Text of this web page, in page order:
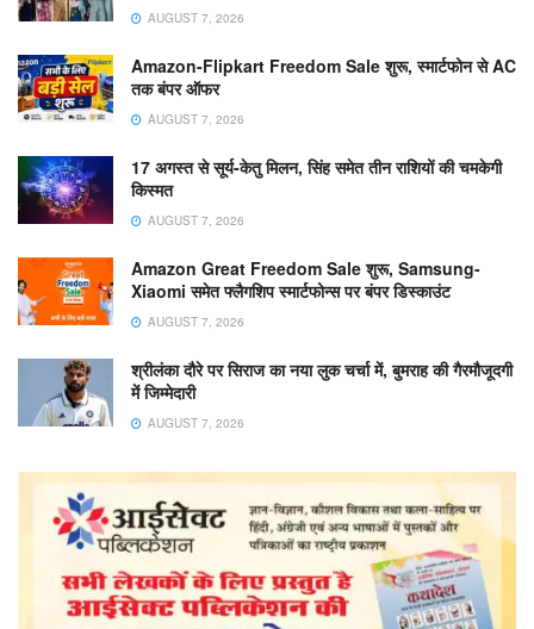
AUGUST 7, 2026
Amazon-Flipkart Freedom Sale शुरू, स्मार्टफोन से AC
तक बंपर ऑफर
AUGUST 7, 2026
17 अगस्त से सूर्य-केतु मिलन, सिंह समेत तीन राशियों की चमकेगी
किस्मत
AUGUST 7, 2026
Amazon Great Freedom Sale शुरू, Samsung-
Xiaomi समेत फ्लैगशिप स्मार्टफोन्स पर बंपर डिस्काउंट
AUGUST 7, 2026
श्रीलंका दौरे पर सिराज का नया लुक चर्चा में, बुमराह की गैरमौजूदगी
में जिम्मेदारी
AUGUST 7, 2026